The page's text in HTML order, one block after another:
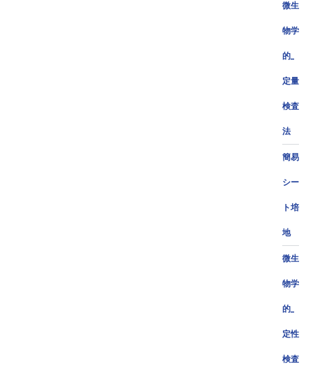
微生
物学
的_
定量
検査
法
簡易
シー
ト培
地
微生
物学
的_
定性
検査